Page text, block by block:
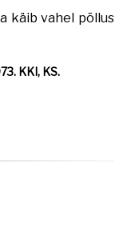
käib vahel põllus
KKI, KS.